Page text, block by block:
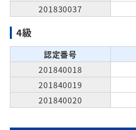
201830037
4級
認定番号
201840018
201840019
201840020